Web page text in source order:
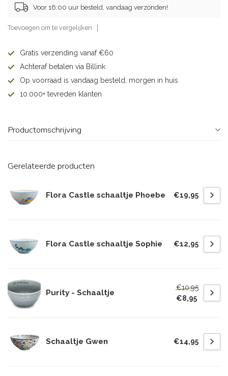
Voor 16:00 uur besteld, vandaag verzonden!
Toevoegen om te vergelijken
Gratis verzending vanaf €60
Achteraf betalen via Billink
Op voorraad is vandaag besteld, morgen in huis
10.000+ tevreden klanten
Productomschrijving
Gerelateerde producten
Flora Castle schaaltje Phoebe €19,95
Flora Castle schaaltje Sophie €12,95
Purity - Schaaltje
€10,95
€8,95
Schaaltje Gwen €14,95